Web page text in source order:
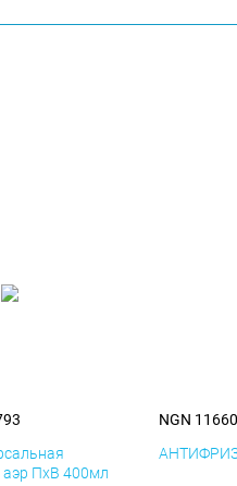
аэр ПхВ 400мл
NGN
АНТИФРИЗ